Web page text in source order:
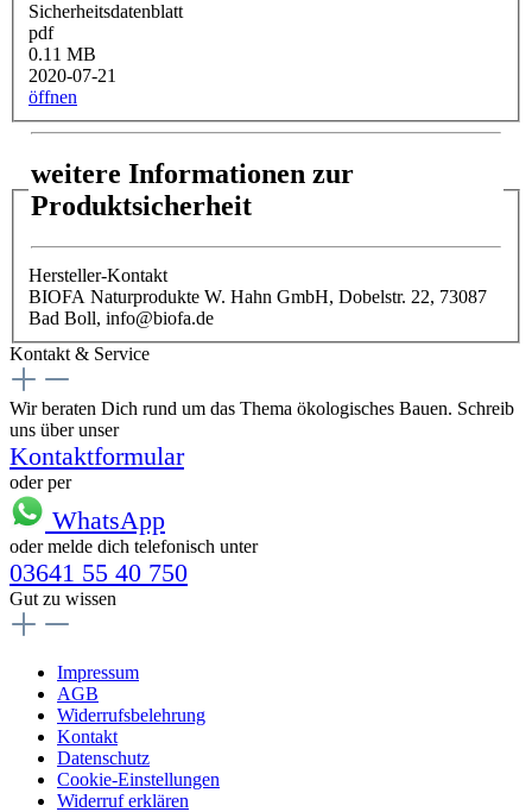
Sicherheitsdatenblatt
pdf
0.11 MB
2020-07-21
öffnen
weitere Informationen zur
Produktsicherheit
Hersteller-Kontakt
BIOFA Naturprodukte W. Hahn GmbH, Dobelstr. 22, 73087
Bad Boll, info@biofa.de
Kontakt & Service
Wir beraten Dich rund um das Thema ökologisches Bauen. Schreib
uns über unser
Kontaktformular
oder per
WhatsApp
oder melde dich telefonisch unter
03641 55 40 750
Gut zu wissen
Impressum
AGB
Widerrufsbelehrung
Kontakt
Datenschutz
Cookie-Einstellungen
Widerruf erklären